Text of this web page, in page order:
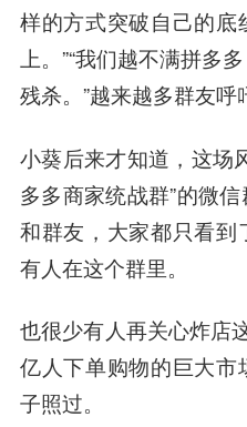
样的方式突破自己的底
上。”“我们越不满拼多
残杀。”越来越多群友呼
小葵后来才知道，这场
多多商家统战群”的微
和群友，大家都只看
有人在这个群里。
也很少有人再关心炸店
亿人下单购物的巨大市
子照过。